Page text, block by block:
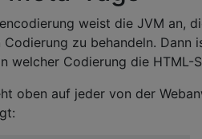
weist die JVM an,
zu behandeln. Dann
welcher Codierung die HTML-
oben auf jeder von der